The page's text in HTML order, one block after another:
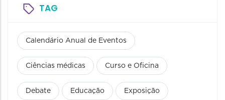
TAG
Calendário Anual de Eventos
Ciências médicas Curso e Oficina
Debate Educação Exposição